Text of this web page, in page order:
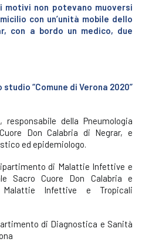
motivi non potevano muoversi
con un’unità mobile dello
con a bordo un medico, due
“Comune di Verona 2020”
, responsabile della Pneumologia
Don Calabria di Negrar, e
ed epidemiologo.
di Malattie Infettive e
Sacro Cuore Don Calabria e
Infettive e Tropicali
di Diagnostica e Sanità